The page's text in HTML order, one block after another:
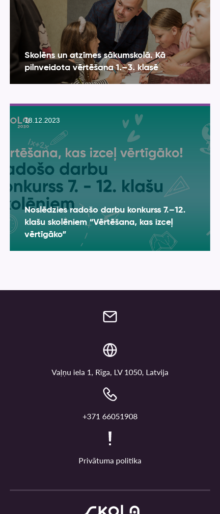
Skolēns un atzīmes sākumskolā. Kā
pilnveidota vērtēšana 1.–3. klasē
18.12.2023
Noslēdzies radošo darbu konkurss 7.–12.
klašu skolēniem “Vērtēšana, kas izceļ
vērtīgāko”
Vaļņu iela 1, Rīga, LV 1050, Latvija
+371 66051908
Privātuma politika